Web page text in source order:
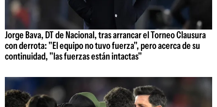
Jorge Bava, DT de Nacional, tras arrancar el Torneo Clausura
con derrota: "El equipo no tuvo fuerza", pero acerca de su
continuidad, "las fuerzas están intactas"